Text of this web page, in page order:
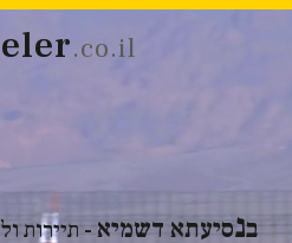
.co.il
בנסיעתא דשמיא- תיירות